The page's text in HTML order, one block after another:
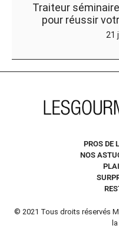
Traiteur
pour réussir
21
PROS DE
NOS
© 2021 Tous droits réservés